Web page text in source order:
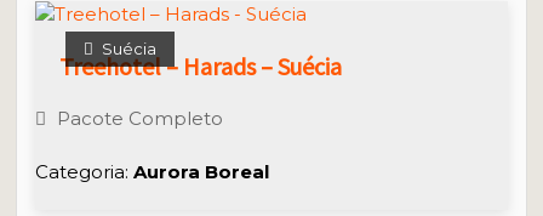
Suécia
Treehotel – Harads – Suécia
Pacote Completo
Categoria:Aurora Boreal